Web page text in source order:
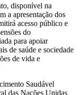
disponível na
a apresentação dos
acesso público e
do
para apoiar
de saúde e sociedade
de vida e
Saudável
das Nações Unidas